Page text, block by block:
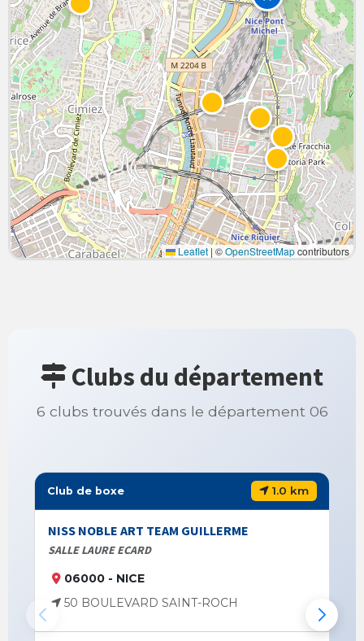
Leaflet |©OpenStreetMapcontributors
Clubs du département
6 clubs trouvés dans le département 06
Club de boxe 1.0 km
NISS NOBLE ART TEAM GUILLERME
SALLE LAURE ECARD
06000 - NICE
50 BOULEVARD SAINT-ROCH